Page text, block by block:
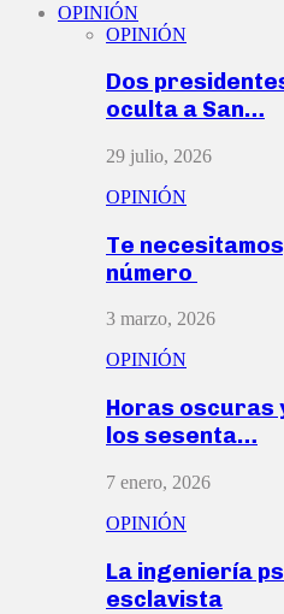
OPINIÓN
OPINIÓN
Dos
oculta a San…
29 julio, 2026
OPINIÓN
Te
número
3 marzo, 2026
OPINIÓN
Horas oscuras
los sesenta…
7 enero, 2026
OPINIÓN
La ingeniería
esclavista